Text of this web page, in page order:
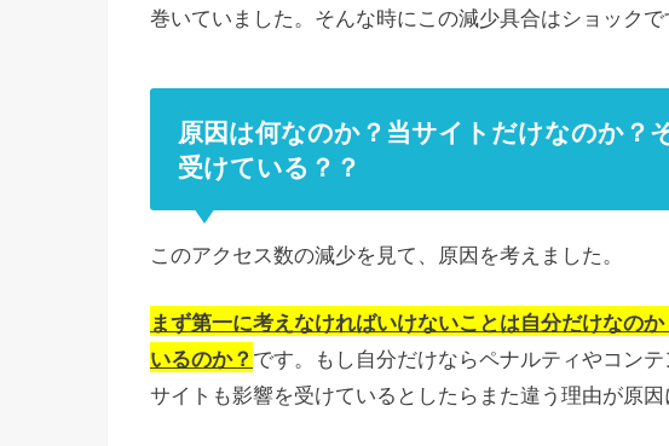
巻いていました。そんな時にこの減少具合はショックで
原因は何なのか？当サイトだけなのか？
受けている？？
このアクセス数の減少を見て、原因を考えました。
まず第一に考えなければいけないことは自分だけなの
いるのか？ です。もし自分だけならペナルティやコン
サイトも影響を受けているとしたらまた違う理由が原因